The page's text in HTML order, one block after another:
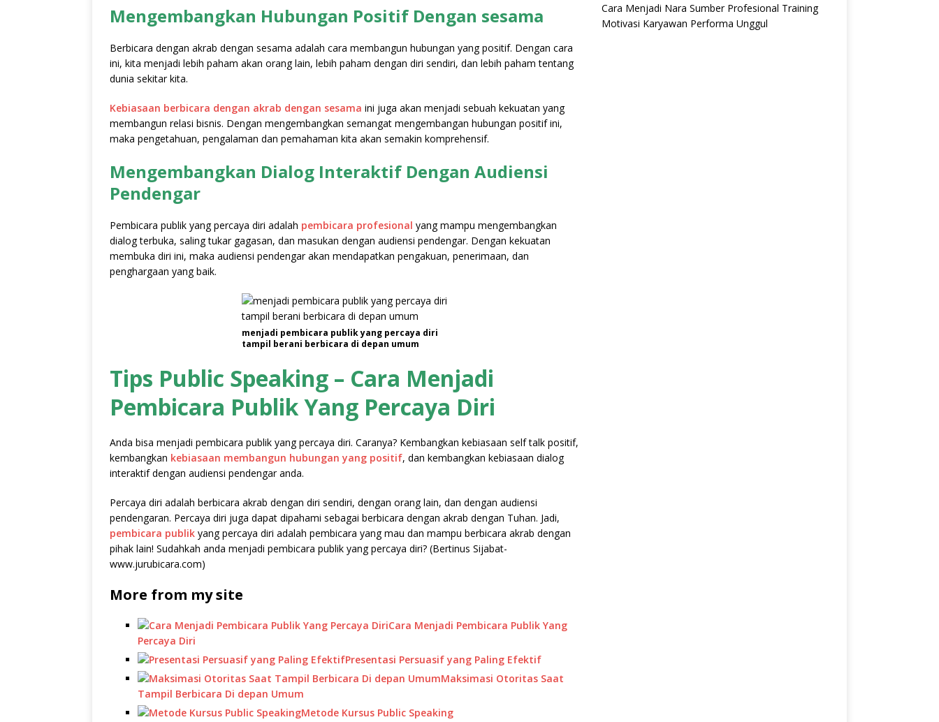
Mengembangkan Hubungan Positif Dengan sesama
Berbicara dengan akrab dengan sesama adalah cara membangun hubungan yang positif. Dengan cara
ini, kita menjadi lebih paham akan orang lain, lebih paham dengan diri sendiri, dan lebih paham tentang
dunia sekitar kita.
Kebiasaan berbicara dengan akrab dengan sesama ini juga akan menjadi sebuah kekuatan yang
membangun relasi bisnis. Dengan mengembangkan semangat mengembangan hubungan positif ini,
maka pengetahuan, pengalaman dan pemahaman kita akan semakin komprehensif.
Mengembangkan Dialog Interaktif Dengan Audiensi
Pendengar
Pembicara publik yang percaya diri adalah pembicara profesional yang mampu mengembangkan
dialog terbuka, saling tukar gagasan, dan masukan dengan audiensi pendengar. Dengan kekuatan
membuka diri ini, maka audiensi pendengar akan mendapatkan pengakuan, penerimaan, dan
penghargaan yang baik.
menjadi pembicara publik yang percaya diri
tampil berani berbicara di depan umum
Tips Public Speaking – Cara Menjadi
Pembicara Publik Yang Percaya Diri
Anda bisa menjadi pembicara publik yang percaya diri. Caranya? Kembangkan kebiasaan self talk positif,
kembangkan kebiasaan membangun hubungan yang positif, dan kembangkan kebiasaan dialog
interaktif dengan audiensi pendengar anda.
Percaya diri adalah berbicara akrab dengan diri sendiri, dengan orang lain, dan dengan audiensi
pendengaran. Percaya diri juga dapat dipahami sebagai berbicara dengan akrab dengan Tuhan. Jadi,
pembicara publik yang percaya diri adalah pembicara yang mau dan mampu berbicara akrab dengan
pihak lain! Sudahkah anda menjadi pembicara publik yang percaya diri? (Bertinus Sijabat-
www.jurubicara.com)
More from my site
Cara Menjadi Pembicara Publik Yang
Percaya Diri
Presentasi Persuasif yang Paling Efektif
Maksimasi Otoritas Saat
Tampil Berbicara Di depan Umum
Metode Kursus Public Speaking
Cara Menjadi Nara Sumber Profesional Training
Motivasi Karyawan Performa Unggul